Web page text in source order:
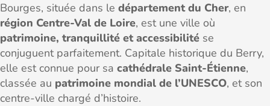
Bourges, située dans le département du Cher, en
région Centre-Val de Loire, est une ville où
patrimoine, tranquillité et accessibilité se
conjuguent parfaitement. Capitale historique du Berry,
elle est connue pour sa cathédrale Saint-Étienne,
classée au patrimoine mondial de l’UNESCO, et son
centre-ville chargé d’histoire.